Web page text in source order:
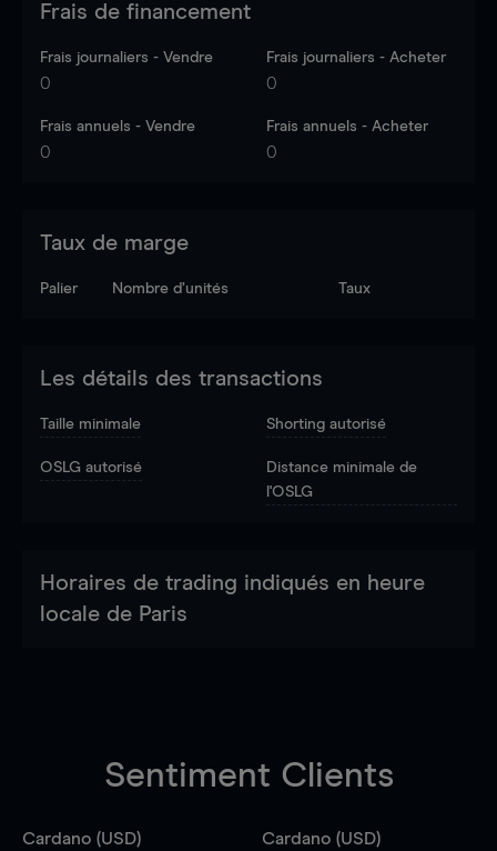
Frais de financement
Frais journaliers - Vendre
0
Frais journaliers - Acheter
0
Frais annuels - Vendre
0
Frais annuels - Acheter
0
Taux de marge
Palier Nombre d’unités Taux
Les détails des transactions
Taille minimale Shorting autorisé
OSLG autorisé
Distance minimale de
l'OSLG
Horaires de trading indiqués en heure
locale de Paris
Sentiment Clients
Cardano (USD)
Cardano (USD)